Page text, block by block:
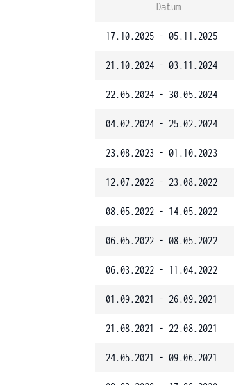
Datum
17.10.2025 - 05.11.2025
21.10.2024 - 03.11.2024
22.05.2024 - 30.05.2024
04.02.2024 - 25.02.2024
23.08.2023 - 01.10.2023
12.07.2022 - 23.08.2022
08.05.2022 - 14.05.2022
06.05.2022 - 08.05.2022
06.03.2022 - 11.04.2022
01.09.2021 - 26.09.2021
21.08.2021 - 22.08.2021
24.05.2021 - 09.06.2021